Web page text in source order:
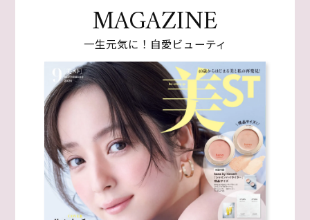
MAGAZINE
一生元気に！自愛ビューティ